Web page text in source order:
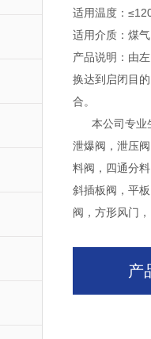
适用温度：
适用介质：煤
产品说明：由
换达到启闭目
合。
本公司专业生
泄爆阀，泄压
料阀，四通分
斜插板阀，平
阀，方形风门
产